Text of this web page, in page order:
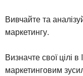
Вивчайте та
маркетингу.
Визначте свої цілі
маркетинговим